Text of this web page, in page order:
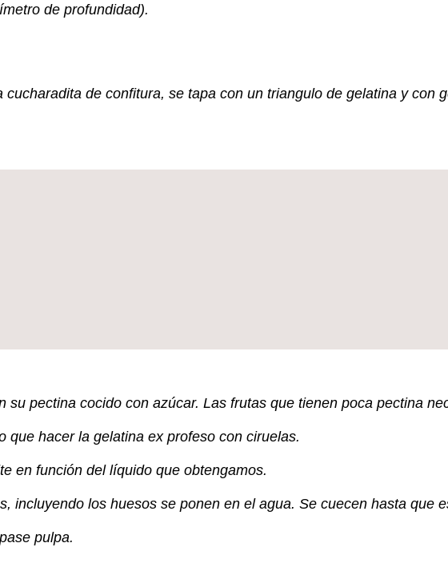
de profundidad).
de confitura, se tapa con un triangulo de gelatina y con
pectina cocido con azúcar. Las frutas que tienen poca pectina
que hacer la gelatina ex profeso con ciruelas.
en función del líquido que obtengamos.
incluyendo los huesos se ponen en el agua. Se cuecen hasta que
pulpa.